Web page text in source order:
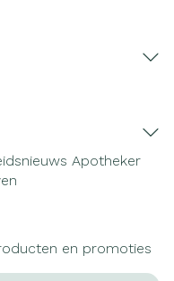
Apotheker
en promoties